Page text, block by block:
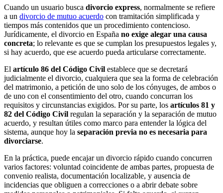
Cuando un usuario busca divorcio express, normalmente se refiere
a un divorcio de mutuo acuerdo con tramitación simplificada y
tiempos más contenidos que un procedimiento contencioso.
Jurídicamente, el divorcio en España no exige alegar una causa
concreta; lo relevante es que se cumplan los presupuestos legales y,
si hay acuerdo, que ese acuerdo pueda articularse correctamente.
El artículo 86 del Código Civil establece que se decretará
judicialmente el divorcio, cualquiera que sea la forma de celebración
del matrimonio, a petición de uno solo de los cónyuges, de ambos o
de uno con el consentimiento del otro, cuando concurran los
requisitos y circunstancias exigidos. Por su parte, los artículos 81 y
82 del Código Civil regulan la separación y la separación de mutuo
acuerdo, y resultan útiles como marco para entender la lógica del
sistema, aunque hoy la separación previa no es necesaria para
divorciarse.
En la práctica, puede encajar un divorcio rápido cuando concurren
varios factores: voluntad coincidente de ambas partes, propuesta de
convenio realista, documentación localizable, y ausencia de
incidencias que obliguen a correcciones o a abrir debate sobre